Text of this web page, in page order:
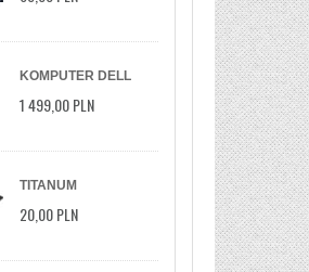
DEFENDER ARX GK-
KOMPUTER DELL
6700 8GB 256GB SSD
1 499,00 PLN
TITANUM
STANDARDOWA
20,00 PLN